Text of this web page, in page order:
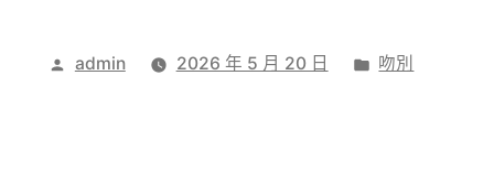
作
admin 2026 年 5 月 20 日
分
吻別